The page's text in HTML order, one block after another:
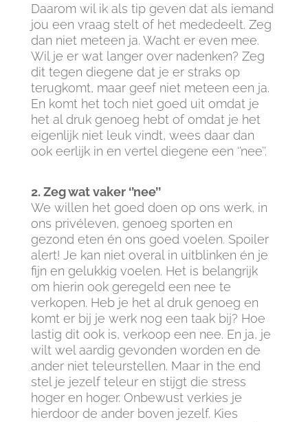
Daarom wil ik als tip geven dat als iemand
jou een vraag stelt of het mededeelt. Zeg
dan niet meteen ja. Wacht er even mee.
Wil je er wat langer over nadenken? Zeg
dit tegen diegene dat je er straks op
terugkomt, maar geef niet meteen een ja.
En komt het toch niet goed uit omdat je
het al druk genoeg hebt of omdat je het
eigenlijk niet leuk vindt, wees daar dan
ook eerlijk in en vertel diegene een ‘’nee’’.
2. Zeg wat vaker ‘’nee’’
We willen het goed doen op ons werk, in
ons privéleven, genoeg sporten en
gezond eten én ons goed voelen. Spoiler
alert! Je kan niet overal in uitblinken én je
fijn en gelukkig voelen. Het is belangrijk
om hierin ook geregeld een nee te
verkopen. Heb je het al druk genoeg en
komt er bij je werk nog een taak bij? Hoe
lastig dit ook is, verkoop een nee. En ja, je
wilt wel aardig gevonden worden en de
ander niet teleurstellen. Maar in the end
stel je jezelf teleur en stijgt die stress
hoger en hoger. Onbewust verkies je
hierdoor de ander boven jezelf. Kies